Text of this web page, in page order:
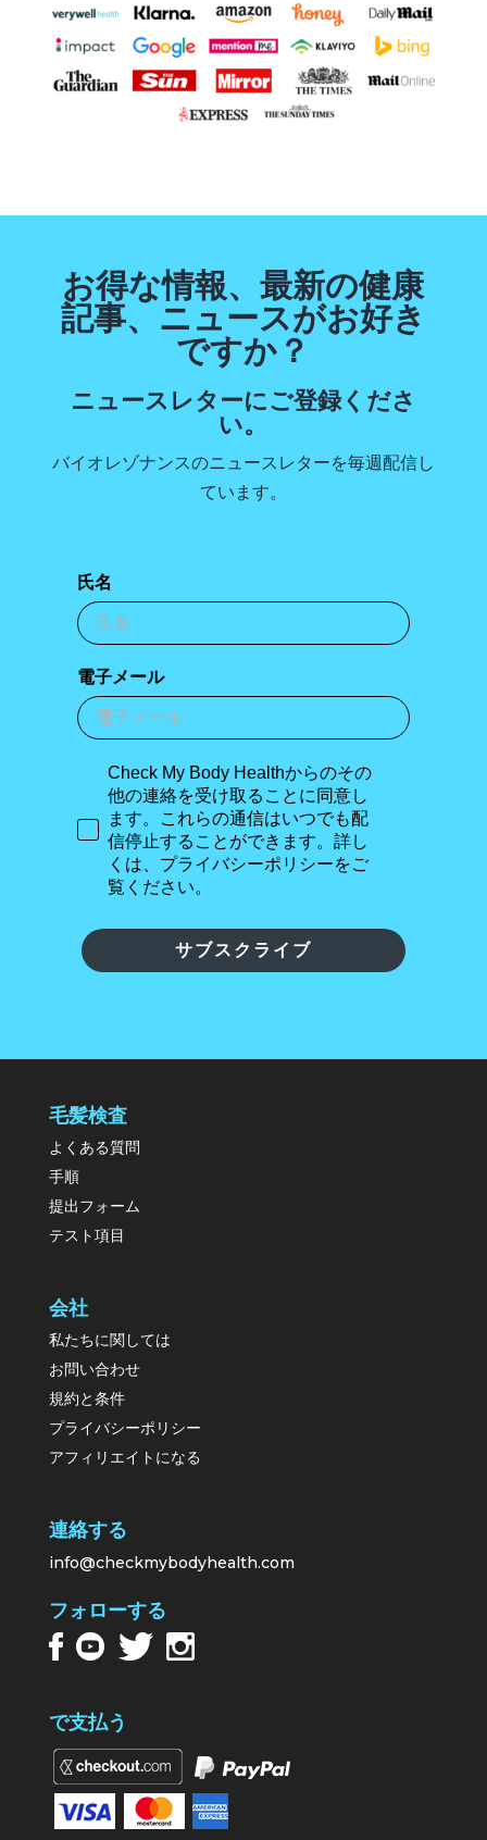
お得な情報、最新の健康
記事、ニュースがお好き
ですか？
ニュースレターにご登録くださ
い。
バイオレゾナンスのニュースレターを毎週配信し
ています。
氏名
電子メール
Check My Body Healthからのその
他の連絡を受け取ることに同意し
ます。これらの通信はいつでも配
信停止することができます。詳し
くは、プライバシーポリシーをご
覧ください。
サブスクライブ
毛髪検査
よくある質問
手順
提出フォーム
テスト項目
会社
私たちに関しては
お問い合わせ
規約と条件
プライバシーポリシー
アフィリエイトになる
連絡する
info@checkmybodyhealth.com
フォローする
で支払う